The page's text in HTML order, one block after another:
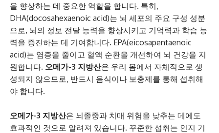
을 향상하는 데 중요한 역할을 합니다. 특히,
DHA(docosahexaenoic acid)는 뇌 세포의 주요 구성 성분
으로, 뇌의 정보 전달 능력을 향상시키고 기억력과 학습 능
력을 증진하는 데 기여합니다. EPA(eicosapentaenoic
acid)는 염증을 줄이고 혈액 순환을 개선하여 뇌 건강을 지
원합니다. 오메가-3 지방산은 우리 몸에서 자체적으로 생
성되지 않으므로, 반드시 음식이나 보충제를 통해 섭취해
야 합니다.
오메가-3 지방산은 뇌졸중과 치매 위험을 낮추는 데에도
효과적인 것으로 알려져 있습니다. 꾸준한 섭취는 인지 기